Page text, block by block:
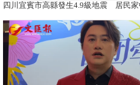
四川宜賓市高縣發生4.9級地震 居民